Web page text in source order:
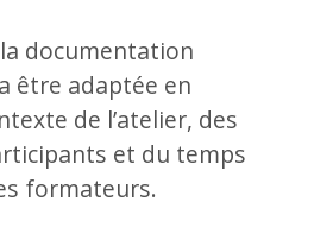
la documentation
être adaptée en
de l’atelier, des
et du temps
formateurs.